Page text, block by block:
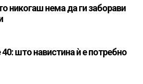
никогаш нема да ги заборави
што навистина ѝ е потребно